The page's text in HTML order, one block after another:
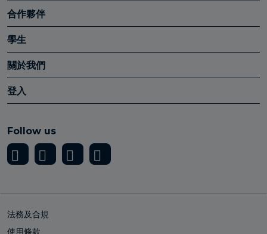
合作夥伴
學生
關於我們
登入
Follow us
法務及合規
使用條款